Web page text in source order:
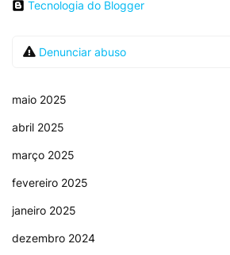
Tecnologia do Blogger
Denunciar abuso
maio 2025
abril 2025
março 2025
fevereiro 2025
janeiro 2025
dezembro 2024